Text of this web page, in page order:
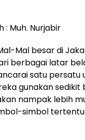
: Muh. Nurjabir
Mal besar di
berbagai latar
satu persatu
gunakan
nampak lebih
simbol